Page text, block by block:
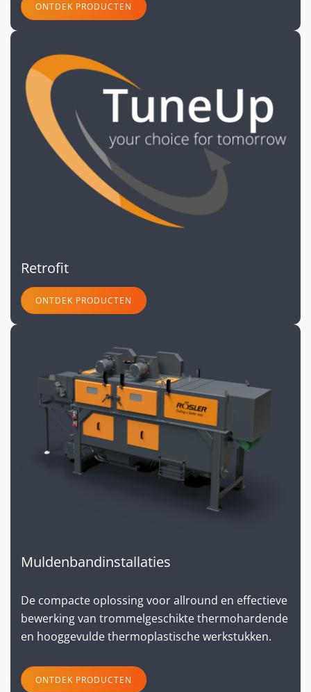
ONTDEK PRODUCTEN
Retrofit
ONTDEK PRODUCTEN
Muldenbandinstallaties
De compacte oplossing voor allround en effectieve
bewerking van trommelgeschikte thermohardende
en hooggevulde thermoplastische werkstukken.
ONTDEK PRODUCTEN